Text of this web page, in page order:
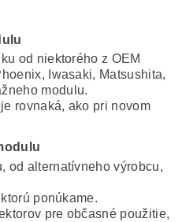
od niektorého z OEM
Iwasaki, Matsushita,
modulu.
rovnaká, ako pri novom
od alternatívneho výrobcu,
ponúkame.
pre občasné použitie,